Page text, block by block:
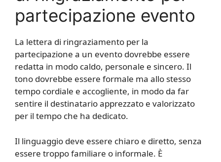
partecipazione evento
La lettera di ringraziamento per la
partecipazione a un evento dovrebbe essere
redatta in modo caldo, personale e sincero. Il
tono dovrebbe essere formale ma allo stesso
tempo cordiale e accogliente, in modo da far
sentire il destinatario apprezzato e valorizzato
per il tempo che ha dedicato.
Il linguaggio deve essere chiaro e diretto, senza
essere troppo familiare o informale. È